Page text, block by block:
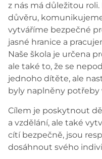
z nás má důležitou
důvěru,
vytváříme bezpečné
jasné hranice a
Naše škola je určena
ale také to, že se
jednoho dítěte, ale
byly naplněny potřeby
Cílem je poskytnout
a vzdělání, ale také
cítí bezpečně, jsou
dosáhnout svého